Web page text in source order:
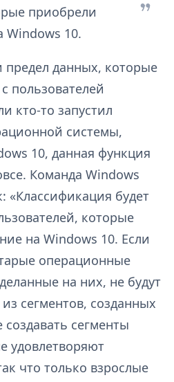
приобрели
10.
предел данных, которые
пользователей
кто-то запустил
системы,
10, данная функция
Команда Windows
«Классификация будет
которые
на Windows 10. Если
операционные
на них, не будут
сегментов, созданных
сегменты
удовлетворяют
что только взрослые